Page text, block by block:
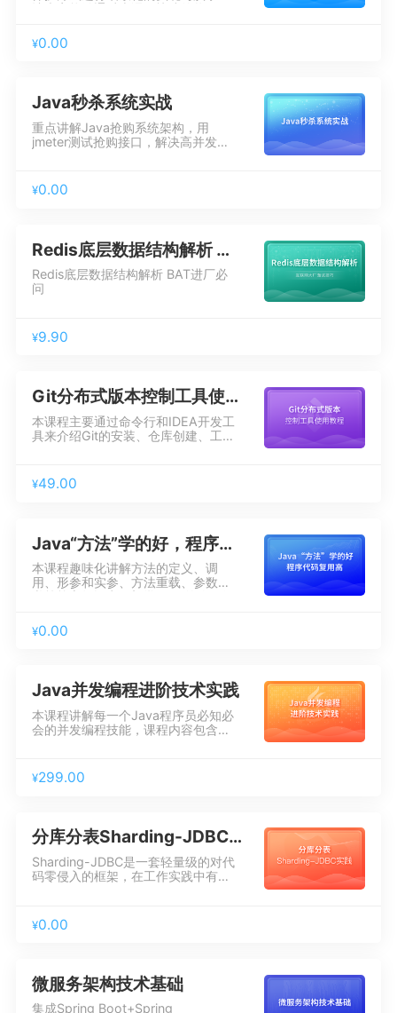
让大家能够通过本课程快速的将
¥0.00
Java秒杀系统实战
重点讲解Java抢购系统架构，用
jmeter测试抢购接口，解决高并发下
决方案，分析解决方案并实现，本课
程附有课程源码与笔记。
¥0.00
Redis底层数据结构解析 互联网大厂面试技巧
Redis底层数据结构解析 BAT进厂必
问
¥9.90
Git分布式版本控制工具使用教程
本课程主要通过命令行和IDEA开发工
具来介绍Git的安装、仓库创建、工作
你系统地掌握Git的操作，并能够使用
Git进行团队合作式开发。
¥49.00
Java“方法”学的好，程序代码复用高
本课程趣味化讲解方法的定义、调
用、形参和实参、方法重载、参数传
递等核心知识点，初学Java的你值得
¥0.00
Java并发编程进阶技术实践
本课程讲解每一个Java程序员必知必
会的并发编程技能，课程内容包含同
全面掌握并发编程体系。学完本课程
后你将对同步器AQS、并发安全、
架构系统。
¥299.00
分库分表Sharding-JDBC实践
Sharding-JDBC是一套轻量级的对代
码零侵入的框架，在工作实践中有广
表、读写分离等分库分表的各类解决
方案，并且深入讲解Sharding-JDBC
本课程的学习可以应用到工作实践
中，解决大数据存储与处理的问题。
¥0.00
微服务架构技术基础
集成Spring Boot+Spring